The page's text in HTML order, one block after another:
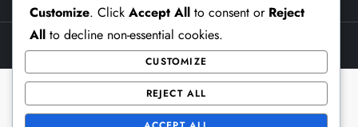
o
Theme Cube Blog byKantipur Themes
Customize. Click Accept All to consent or Reject
All to decline non-essential cookies.
CUSTOMIZE
REJECT ALL